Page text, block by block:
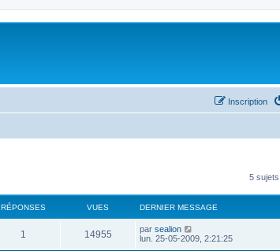
Inscription
5 sujets
RÉPONSES VUES DERNIER MESSAGE
1 14955 par sealion
lun. 25-05-2009, 2:21:25